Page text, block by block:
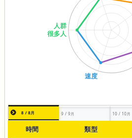
8 / 8月 9 / 9月 10 / 10月
時間 類型